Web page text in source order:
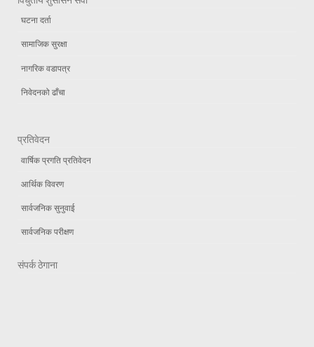
घटना दर्ता
सामाजिक सुरक्षा
नागरिक वडापत्र
निवेदनको ढाँचा
प्रतिवेदन
वार्षिक प्रगति प्रतिवेदन
आर्थिक विवरण
सार्वजनिक सुनुवाई
सार्वजनिक परीक्षण
संपर्क ठेगाना